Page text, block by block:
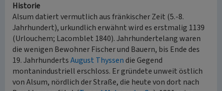
Historie
Alsum datiert vermutlich aus fränkischer Zeit (5.-8.
Jahrhundert), urkundlich erwähnt wird es erstmalig 1139
(Urlouchem; Lacomblet 1840). Jahrhundertelang waren
die wenigen Bewohner Fischer und Bauern, bis Ende des
19. JahrhundertsAugust Thyssen die Gegend
montanindustriell erschloss. Er gründete unweit östlich
von Alsum, nördlich der Straße, die heute von dort nach